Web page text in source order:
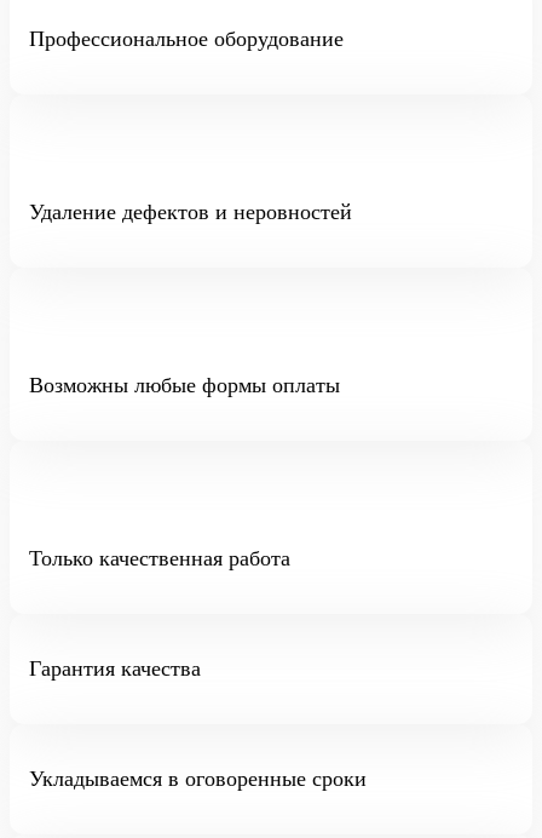
Профессиональное оборудование
Удаление дефектов и неровностей
Возможны любые формы оплаты
Только качественная работа
Гарантия качества
Укладываемся в оговоренные сроки